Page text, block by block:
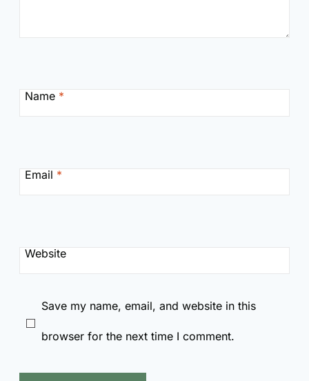
Name *
Email *
Website
Save my name, email, and website in this
browser for the next time I comment.